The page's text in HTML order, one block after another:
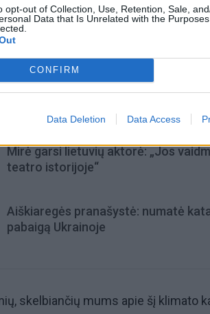
opt-out of Collection, Use, Retention, Sale,
Data that Is Unrelated with the
CONFIRM
Data Deletion Data Access
Mirė garsi lietuvių aktorė: „Jos
teatro istorijoje“
Aiškiaregės pranašystė: numatė
pabaigą Ukrainoje
skelbiančių mums apie šį klimato